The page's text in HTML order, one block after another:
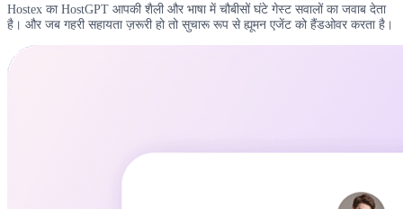
Hostex का HostGPT आपकी शैली और भाषा में चौबीसों घंटे गेस्ट सवालों का जवाब देता
है। और जब गहरी सहायता ज़रूरी हो तो सुचारू रूप से ह्यूमन एजेंट को हैंडओवर करता है।